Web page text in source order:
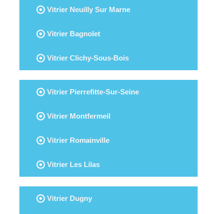
Vitrier Neuilly Sur Marne
Vitrier Bagnolet
Vitrier Clichy-Sous-Bois
Vitrier Pierrefitte-Sur-Seine
Vitrier Montfermeil
Vitrier Romainville
Vitrier Les Lilas
Vitrier Dugny